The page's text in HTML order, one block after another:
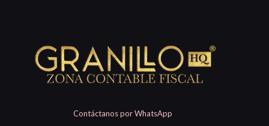
Contáctanos por WhatsApp